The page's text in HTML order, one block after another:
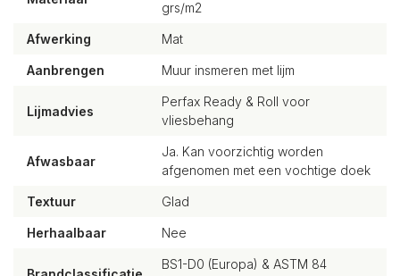
grs/m2
Afwerking Mat
Aanbrengen Muur insmeren met lijm
Lijmadvies
Perfax Ready & Roll voor
vliesbehang
Afwasbaar
Ja. Kan voorzichtig worden
afgenomen met een vochtige doek
Textuur Glad
Herhaalbaar Nee
BS1-D0 (Europa) & ASTM 84